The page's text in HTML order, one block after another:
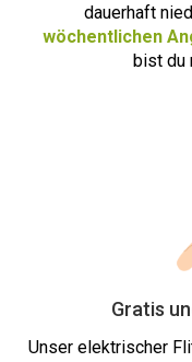
dauerhaft
wöchentlichen
bist du
Gratis
Unser elektrischer